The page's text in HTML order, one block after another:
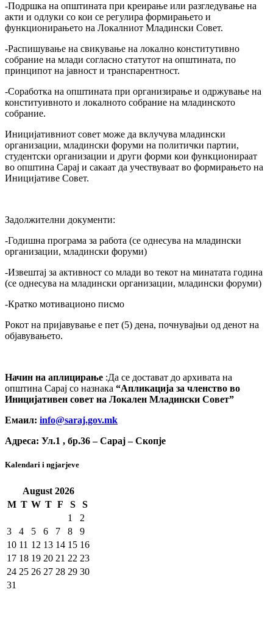
-Подршка на општината при креирање или разгледување на
акти и одлуки со кои се регулира формирањето и
функционирањето на Локалниот Младински Совет.
-Распишување на свикување на локално конститутивно
собрание на млади согласно статутот на општината, по
принципот на јавност и транспарентност.
-Соработка на општината при организирање и одржување на
конституивното и локалното собрание на младинското
собрание.
Иницијативниот совет може да вклучува младински
организации, младински форуми на политички партии,
студентски организации и други форми кои функционираат
во општина Сарај и сакаат да учествуваат во формирањето на
Иницијативе Совет.
Задолжителни документи:
-Годишна програма за работа (се однесува на младински
организации, младински форуми)
-Извештај за активност со млади во текот на минатата година
(се однесува на младински организации, младински форуми)
-Кратко мотивационо писмо
Рокот на пријавување е пет (5) дена, почнувајњи од денот на
објавувањето.
Начин на аплицирање :Да се достават до архивата на
општина Сарај со назнака “Апликација за членство во
Иницијативен совет на Локален Младински Совет”
Емаил: info@saraj.gov.mk
Адреса: Ул.1 , бр.36 – Сарај – Скопје
Kalendari i ngjarjeve
August 2026
M T W T F S
S
1
2
3
4 5 6 7 8
9
10 11 12 13 14 15 16
17 18 19 20 21 22 23
24 25 26 27 28 29 30
31